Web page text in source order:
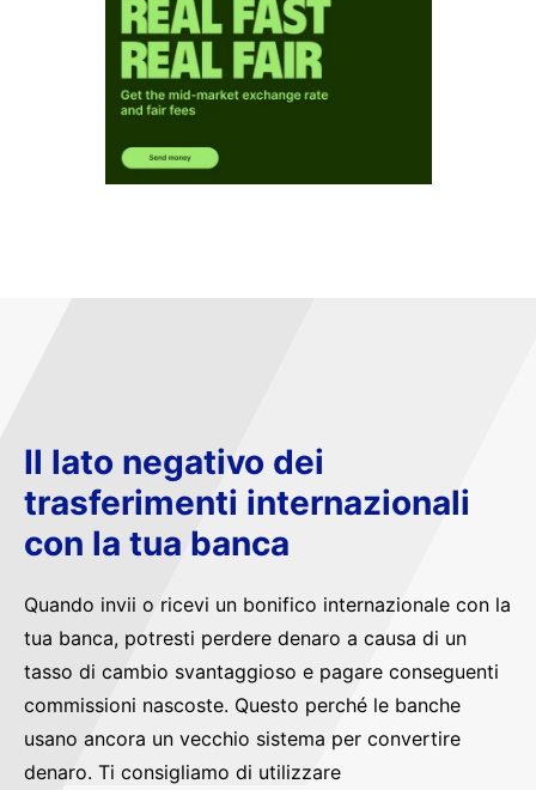
Il lato negativo dei
trasferimenti internazionali
con la tua banca
Quando invii o ricevi un bonifico internazionale con la
tua banca, potresti perdere denaro a causa di un
tasso di cambio svantaggioso e pagare conseguenti
commissioni nascoste. Questo perché le banche
usano ancora un vecchio sistema per convertire
denaro. Ti consigliamo di utilizzare